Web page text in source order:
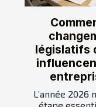
législatifs
L’année 2026